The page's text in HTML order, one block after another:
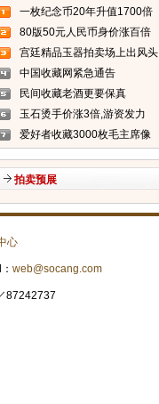
一枚纪念币20年升值1700倍
80版50元人民币身价涨百倍
)
宫廷精品玉器拍卖场上出风头
)
中国收藏网紧急通告
民间收藏老酒更要保真
玉石烫手价涨3倍,游资发力
爱好者收藏3000枚毛主席像
拍卖预展
心
web@socang.com
87242737